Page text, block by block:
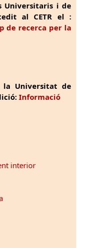
Universitaris i de
al CETR el :
de recerca per la
la Universitat de
Informació
interior